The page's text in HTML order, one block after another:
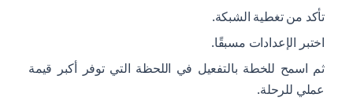
تأكد من تغطية الشبكة.
اختبر الإعدادات مسبقًا.
ثم اسمح للخطة بالتفعيل في اللحظة التي توفر أكبر قيمة
عملي للرحلة.